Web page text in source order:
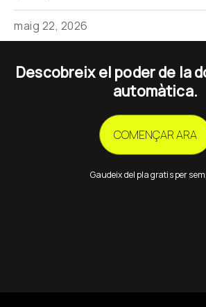
maig 22, 2026
Descobreix el poder de la
automàtica.
COMENÇAR ARA
Gaudeix del pla gratis per